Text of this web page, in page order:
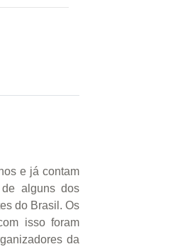
e já contam
alguns dos
do Brasil. Os
isso foram
da